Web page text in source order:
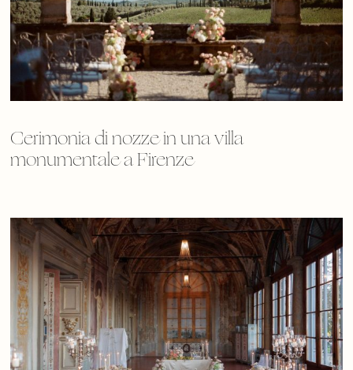
Cerimonia di nozze in una villa
monumentale a Firenze